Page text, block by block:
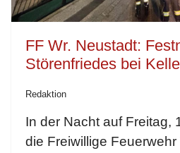
FF Wr. Neustadt:
Störenfriedes bei
Redaktion
In der Nacht auf Freitag,
die Freiwillige